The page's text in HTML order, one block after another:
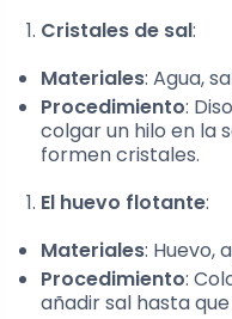
Cristales de sal:
Materiales: Agua,
Procedimiento:
colgar un hilo en la
formen cristales.
El huevo flotante:
Materiales: Huevo,
Procedimiento:
añadir sal hasta